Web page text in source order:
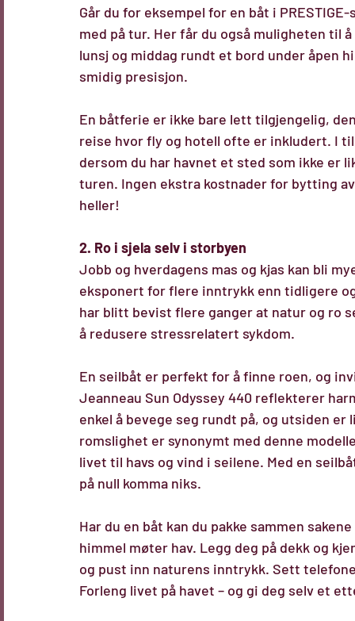
Går du for eksempel for en båt i
med på tur. Her får du også muligheten til
lunsj og middag rundt et bord under åpen
smidig presisjon.
En båtferie er ikke bare lett tilgjengelig,
reise hvor fly og hotell ofte er inkludert. I
dersom du har havnet et sted som ikke er
turen. Ingen ekstra kostnader for bytting
heller!
2. Ro i sjela selv i storbyen
Jobb og hverdagens mas og kjas kan bli
eksponert for flere inntrykk enn tidligere
har blitt bevist flere ganger at natur og ro
å redusere stressrelatert sykdom.
En seilbåt er perfekt for å finne roen, og
Jeanneau Sun Odyssey 440 reflekterer
enkel å bevege seg rundt på, og utsiden
romslighet er synonymt med denne
livet til havs og vind i seilene. Med en
på null komma niks.
Har du en båt kan du pakke sammen
himmel møter hav. Legg deg på dekk og
og pust inn naturens inntrykk. Sett
Forleng livet på havet – og gi deg selv et